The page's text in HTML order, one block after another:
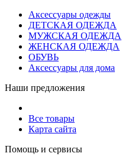
Аксессуары одежды
ДЕТСКАЯ ОДЕЖДА
МУЖСКАЯ ОДЕЖДА
ЖЕНСКАЯ ОДЕЖДА
ОБУВЬ
Аксессуары для дома
Наши предложения
Все товары
Карта сайта
Помощь и сервисы